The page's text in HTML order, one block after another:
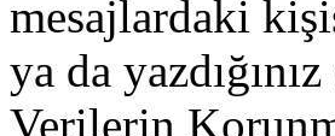
mesajlardaki
ya da
Verilerin